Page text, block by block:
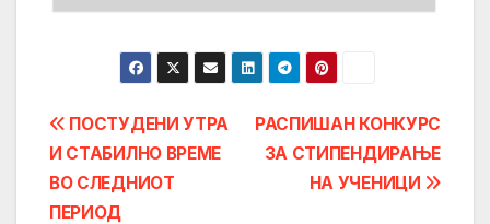
Post
navigation
РАСПИШАН КОНКУРС
ЗА СТИПЕНДИРАЊЕ
НА УЧЕНИЦИ
ПОСТУДЕНИ УТРА
И СТАБИЛНО ВРЕМЕ
ВО СЛЕДНИОТ
ПЕРИОД